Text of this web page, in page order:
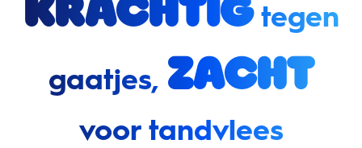
Krachtigtegen
gaatjes, zacht
voor tandvlees